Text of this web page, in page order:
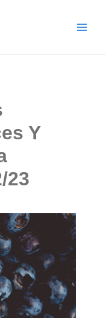
Y
23